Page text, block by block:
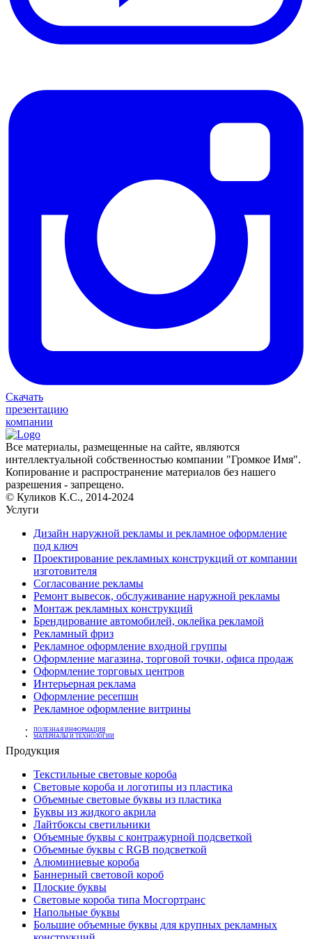
Скачать
презентацию
компании
Все материалы, размещенные на сайте, являются
интеллектуальной собственностью компании "Громкое Имя".
Копирование и распространение материалов без нашего
разрешения - запрещено.
© Куликов К.С., 2014-2024
Услуги
Дизайн наружной рекламы и рекламное оформление
под ключ
Проектирование рекламных конструкций от компании
изготовителя
Согласование рекламы
Ремонт вывесок, обслуживание наружной рекламы
Монтаж рекламных конструкций
Брендирование автомобилей, оклейка рекламой
Рекламный фриз
Рекламное оформление входной группы
Оформление магазина, торговой точки, офиса продаж
Оформление торговых центров
Интерьерная реклама
Оформление ресепшн
Рекламное оформление витрины
ПОЛЕЗНАЯ ИНФОРМАЦИЯ
МАТЕРИАЛЫ И ТЕХНОЛОГИИ
Продукция
Текстильные световые короба
Световые короба и логотипы из пластика
Объемные световые буквы из пластика
Буквы из жидкого акрила
Лайтбоксы светильники
Объемные буквы с контражурной подсветкой
Объемные буквы с RGB подсветкой
Алюминиевые короба
Баннерный световой короб
Плоские буквы
Световые короба типа Мосгортранс
Напольные буквы
Большие объемные буквы для крупных рекламных